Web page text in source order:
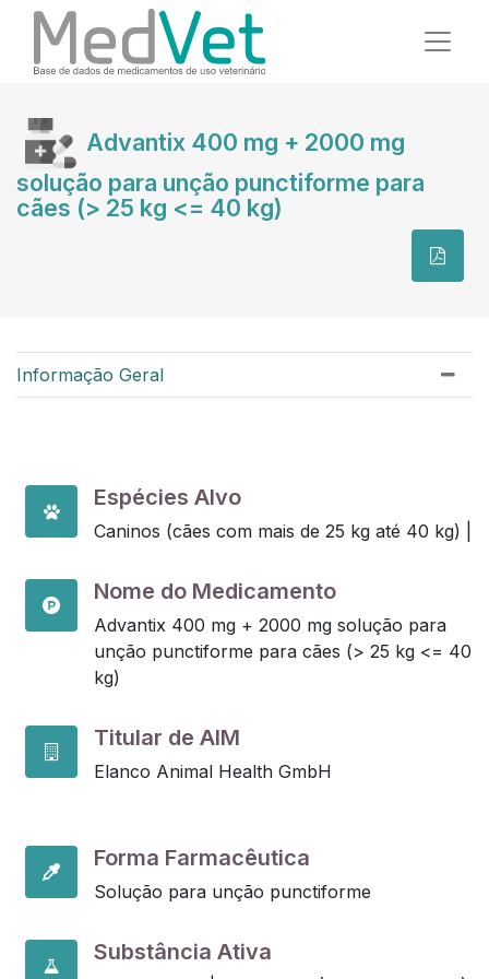
Advantix 400 mg + 2000 mg
solução para unção punctiforme para
cães (> 25 kg <= 40 kg)
Informação Geral
Espécies Alvo
Caninos (cães com mais de 25 kg até 40 kg) |
Nome do Medicamento
Advantix 400 mg + 2000 mg solução para
unção punctiforme para cães (> 25 kg <= 40
kg)
Titular de AIM
Elanco Animal Health GmbH
Forma Farmacêutica
Solução para unção punctiforme
Substância Ativa